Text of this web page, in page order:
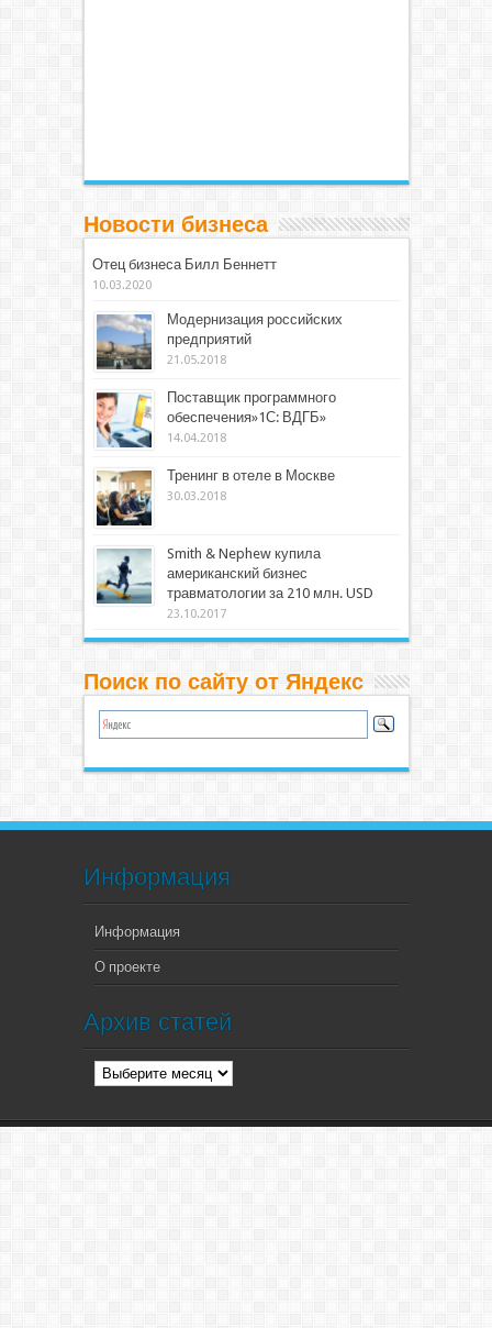
Новости бизнеса
Отец бизнеса Билл Беннетт
10.03.2020
Модернизация российских
предприятий
21.05.2018
Поставщик программного
обеспечения»1С: ВДГБ»
14.04.2018
Тренинг в отеле в Москве
30.03.2018
Smith & Nephew купила
американский бизнес
травматологии за 210 млн. USD
23.10.2017
Поиск по сайту от Яндекс
Информация
Информация
О проекте
Архив статей
Архив
статей